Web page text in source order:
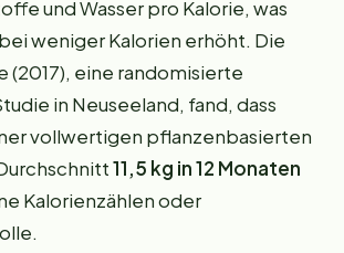
und Wasser pro Kalorie, was
weniger Kalorien erhöht. Die
(2017), eine randomisierte
in Neuseeland, fand, dass
vollwertigen pflanzenbasierten
11,5 kg in 12 Monaten
Kalorienzählen oder